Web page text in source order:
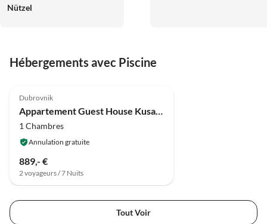
Nützel
Hébergements avec Piscine
Dubrovnik
1 Chambres
Annulation gratuite
889,- €
2 voyageurs / 7 Nuits
Tout Voir